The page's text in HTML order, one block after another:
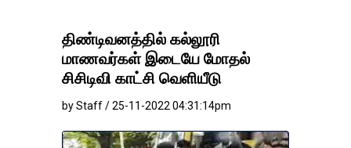
திண்டிவனத்தில் கல்லூரி
மாணவர்கள் இடையே மோதல்
சிசிடிவி காட்சி வெளியீடு
by Staff / 25-11-2022 04:31:14pm